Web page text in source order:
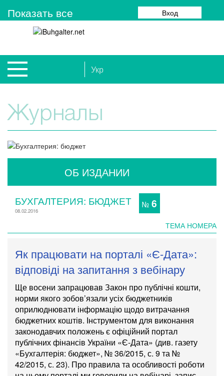
Показать все Вход
Укр
Журналы
ОБ ИЗДАНИИ
БУХГАЛТЕРИЯ: БЮДЖЕТ
08.02.2016
№ 6
ТЕМА НОМЕРА
Як працювати на порталі «Є-Дата»:
відповіді на запитання з вебінару
Ще восени запрацював Закон про публічні кошти,
норми якого зобов’язали усіх бюджетників
оприлюднювати інформацію щодо витрачання
бюджетних коштів. Інструментом для виконання
законодавчих положень є офіційний портал
публічних фінансів України «Є-Дата» (див. газету
«Бухгалтерія: бюджет», № 36/2015, с. 9 та №
42/2015, с. 23). Про правила та особливості роботи